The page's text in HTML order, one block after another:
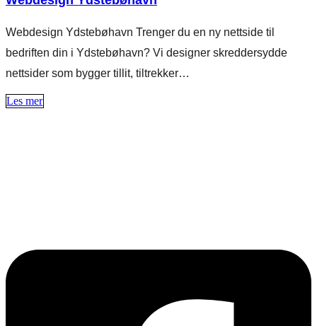
Webdesign Ydstebøhavn Trenger du en ny nettside til
bedriften din i Ydstebøhavn? Vi designer skreddersydde
nettsider som bygger tillit, tiltrekker…
Les mer